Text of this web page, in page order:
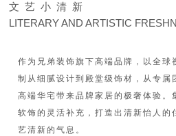
文艺小清新
LITERARY AND ARTISTIC
作为兄弟装饰旗下高端品牌，以全球
制从细腻设计到殿堂级饰材，从专属
高端华宅带来品牌家居的极奢体验。
软饰的灵活补充，打造出清新怡人的
艺清新的气息。